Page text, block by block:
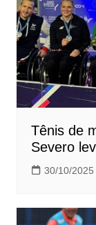
Tênis de
Severo
30/10/2025